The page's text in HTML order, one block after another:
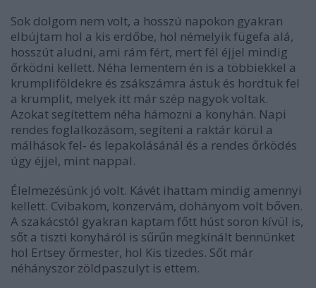
Sok dolgom nem volt, a hosszú napokon gyakran
elbújtam hol a kis erdőbe, hol némelyik fügefa alá,
hosszút aludni, ami rám fért, mert fél éjjel mindig
őrködni kellett. Néha lementem én is a többiekkel a
krumpliföldekre és zsákszámra ástuk és hordtuk fel
a krumplit, melyek itt már szép nagyok voltak.
Azokat segítettem néha hámozni a konyhán. Napi
rendes foglalkozásom, segíteni a raktár körül a
málhások fel- és lepakolásánál és a rendes őrködés
úgy éjjel, mint nappal.
Élelmezésünk jó volt. Kávét ihattam mindig amennyi
kellett. Cvibakom, konzervám, dohányom volt bőven.
A szakácstól gyakran kaptam főtt húst soron kívül is,
sőt a tiszti konyháról is sűrűn megkínált bennünket
hol Ertsey őrmester, hol Kis tizedes. Sőt már
néhányszor zöldpaszulyt is ettem.